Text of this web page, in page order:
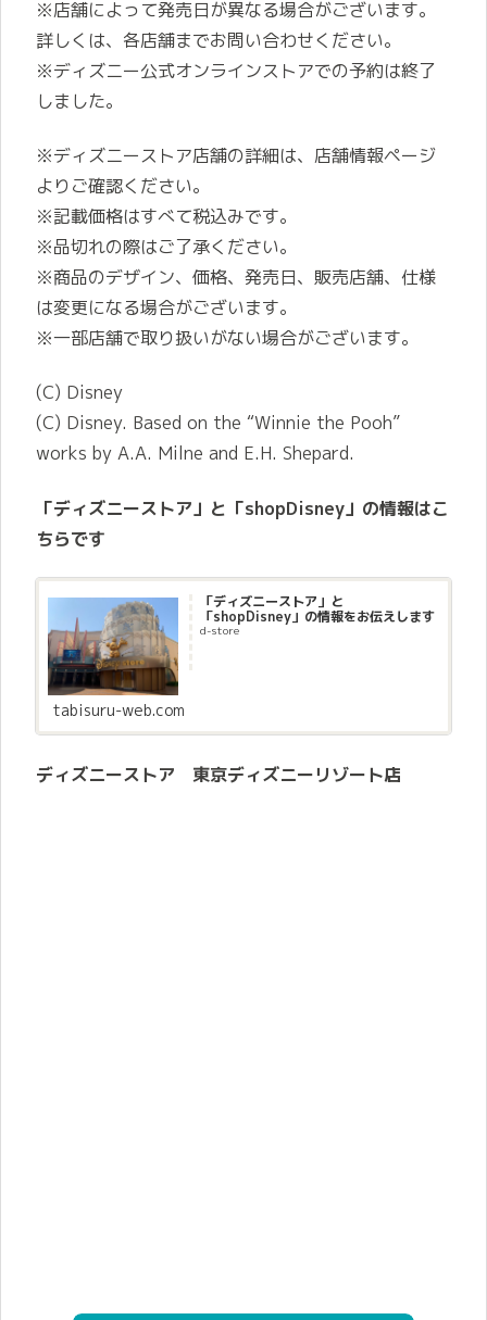
※店舗によって発売日が異なる場合がございます。
詳しくは、各店舗までお問い合わせください。
※ディズニー公式オンラインストアでの予約は終了
しました。
※ディズニーストア店舗の詳細は、店舗情報ページ
よりご確認ください。
※記載価格はすべて税込みです。
※品切れの際はご了承ください。
※商品のデザイン、価格、発売日、販売店舗、仕様
は変更になる場合がございます。
※一部店舗で取り扱いがない場合がございます。
(C) Disney
(C)︎ Disney. Based on the “Winnie the Pooh”
works by A.A. Milne and E.H. Shepard.
「ディズニーストア」と「shopDisney」の情報はこ
ちらです
「ディズニーストア」と
「shopDisney」の情報をお伝えします
d-store
tabisuru-web.com
ディズニーストア 東京ディズニーリゾート店